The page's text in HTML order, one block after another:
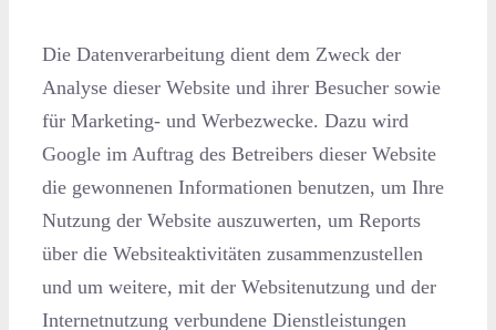
Die Datenverarbeitung dient dem Zweck der
Analyse dieser Website und ihrer Besucher sowie
für Marketing- und Werbezwecke. Dazu wird
Google im Auftrag des Betreibers dieser Website
die gewonnenen Informationen benutzen, um Ihre
Nutzung der Website auszuwerten, um Reports
über die Websiteaktivitäten zusammenzustellen
und um weitere, mit der Websitenutzung und der
Internetnutzung verbundene Dienstleistungen